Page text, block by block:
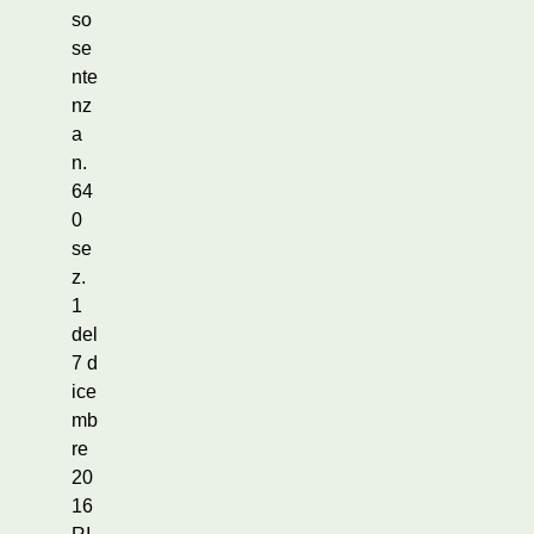
so
se
nte
nz
a
n.
64
0
se
z.
1
del
7 d
ice
mb
re
20
16